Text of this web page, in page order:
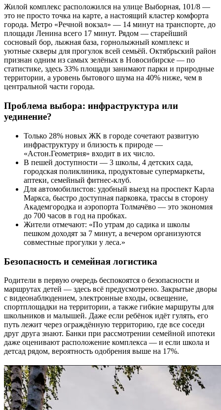
Жилой комплекс расположился на улице Выборная, 101/8 —
это не просто точка на карте, а настоящий кластер комфорта
города. Метро «Речной вокзал» — 14 минут на транспорте, до
площади Ленина всего 17 минут. Рядом — старейший
сосновый бор, лыжная база, горнолыжный комплекс и
уютные скверы для прогулок всей семьёй. Октябрьский район
признан одним из самых зелёных в Новосибирске — по
статистике, здесь 33% площади занимают парки и природные
территории, а уровень бытового шума на 40% ниже, чем в
центральной части города.
Проблема выбора: инфраструктура или
уединение?
Только 28% новых ЖК в городе сочетают развитую
инфраструктуру и близость к природе —
«Астон.Геометрия» входит в их число.
В пешей доступности — 3 школы, 4 детских сада,
городская поликлиника, продуктовые супермаркеты,
аптеки, семейный фитнес-клуб.
Для автомобилистов: удобный выезд на проспект Карла
Маркса, быстро доступная парковка, трассы в сторону
Академгородка и аэропорта Толмачёво — это экономия
до 700 часов в год на пробках.
Жители отмечают: «По утрам до садика и школы
пешком доходят за 7 минут, а вечером организуются
совместные прогулки у леса.»
Безопасность и семейная логистика
Родители в первую очередь беспокоятся о безопасности и
маршрутах детей — здесь всё предусмотрено. Закрытые дворы
с видеонаблюдением, электронные входы, освещение,
спортплощадки на территории, а также гибкие маршруты для
школьников и малышей. Даже если ребёнок идёт гулять, его
путь лежит через ограждённую территорию, где все соседи
друг друга знают. Банки при рассмотрении семейной ипотеки
даже оценивают расположение комплекса — и если школа и
детсад рядом, вероятность одобрения выше на 17%.